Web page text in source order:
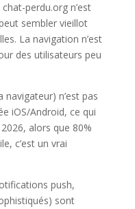
perdu.org n’est
sembler vieillot
La navigation n’est
des utilisateurs peu
n’est pas
iOS/Android, ce qui
alors que 80%
c’est un vrai
push,
sont